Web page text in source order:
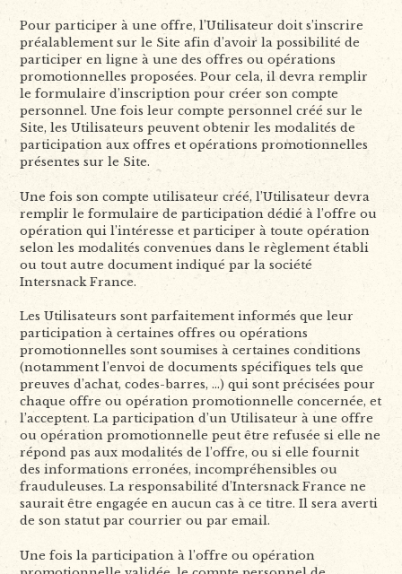
Pour participer à une offre, l’Utilisateur doit s’inscrire
préalablement sur le Site afin d’avoir la possibilité de
participer en ligne à une des offres ou opérations
promotionnelles proposées. Pour cela, il devra remplir
le formulaire d’inscription pour créer son compte
personnel. Une fois leur compte personnel créé sur le
Site, les Utilisateurs peuvent obtenir les modalités de
participation aux offres et opérations promotionnelles
présentes sur le Site.
Une fois son compte utilisateur créé, l’Utilisateur devra
remplir le formulaire de participation dédié à l’offre ou
opération qui l’intéresse et participer à toute opération
selon les modalités convenues dans le règlement établi
ou tout autre document indiqué par la société
Intersnack France.
Les Utilisateurs sont parfaitement informés que leur
participation à certaines offres ou opérations
promotionnelles sont soumises à certaines conditions
(notamment l’envoi de documents spécifiques tels que
preuves d’achat, codes-barres, …) qui sont précisées pour
chaque offre ou opération promotionnelle concernée, et
l’acceptent. La participation d’un Utilisateur à une offre
ou opération promotionnelle peut être refusée si elle ne
répond pas aux modalités de l’offre, ou si elle fournit
des informations erronées, incompréhensibles ou
frauduleuses. La responsabilité d’Intersnack France ne
saurait être engagée en aucun cas à ce titre. Il sera averti
de son statut par courrier ou par email.
Une fois la participation à l’offre ou opération